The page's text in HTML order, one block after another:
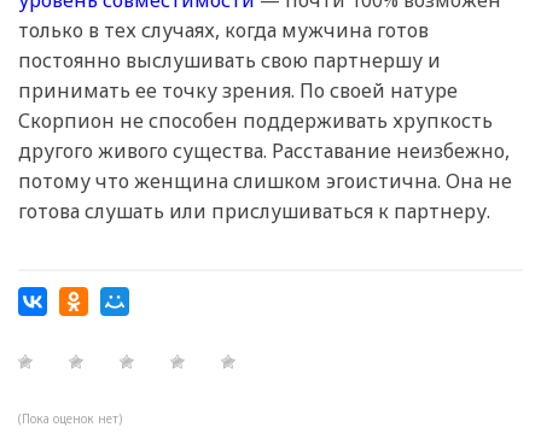
только в тех случаях, когда мужчина готов
постоянно выслушивать свою партнершу и
принимать ее точку зрения. По своей натуре
Скорпион не способен поддерживать хрупкость
другого живого существа. Расставание неизбежно,
потому что женщина слишком эгоистична. Она не
готова слушать или прислушиваться к партнеру.
(Пока оценок нет)